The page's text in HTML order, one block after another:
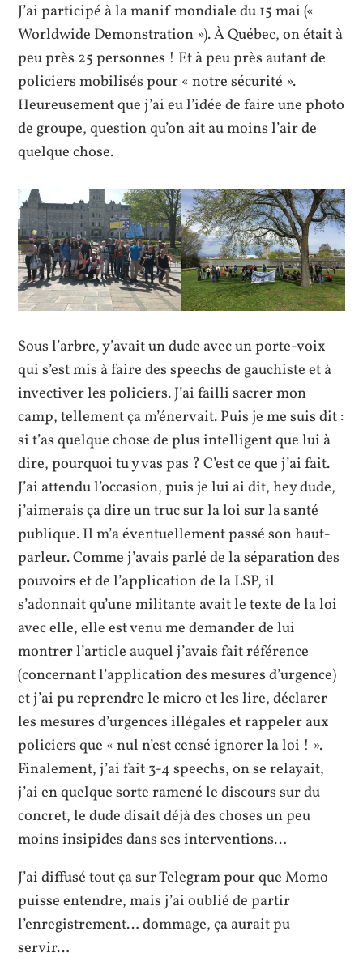
J’ai participé à la manif mondiale du 15 mai («
Worldwide Demonstration »). À Québec, on était à
peu près 25 personnes ! Et à peu près autant de
policiers mobilisés pour « notre sécurité ».
Heureusement que j’ai eu l’idée de faire une photo
de groupe, question qu’on ait au moins l’air de
quelque chose.
Sous l’arbre, y’avait un dude avec un porte-voix
qui s’est mis à faire des speechs de gauchiste et à
invectiver les policiers. J’ai failli sacrer mon
camp, tellement ça m’énervait. Puis je me suis dit :
si t’as quelque chose de plus intelligent que lui à
dire, pourquoi tu y vas pas ? C’est ce que j’ai fait.
J’ai attendu l’occasion, puis je lui ai dit, hey dude,
j’aimerais ça dire un truc sur la loi sur la santé
publique. Il m’a éventuellement passé son haut-
parleur. Comme j’avais parlé de la séparation des
pouvoirs et de l’application de la LSP, il
s’adonnait qu’une militante avait le texte de la loi
avec elle, elle est venu me demander de lui
montrer l’article auquel j’avais fait référence
(concernant l’application des mesures d’urgence)
et j’ai pu reprendre le micro et les lire, déclarer
les mesures d’urgences illégales et rappeler aux
policiers que « nul n’est censé ignorer la loi ! ».
Finalement, j’ai fait 3-4 speechs, on se relayait,
j’ai en quelque sorte ramené le discours sur du
concret, le dude disait déjà des choses un peu
moins insipides dans ses interventions…
J’ai diffusé tout ça sur Telegram pour que Momo
puisse entendre, mais j’ai oublié de partir
l’enregistrement… dommage, ça aurait pu
servir…